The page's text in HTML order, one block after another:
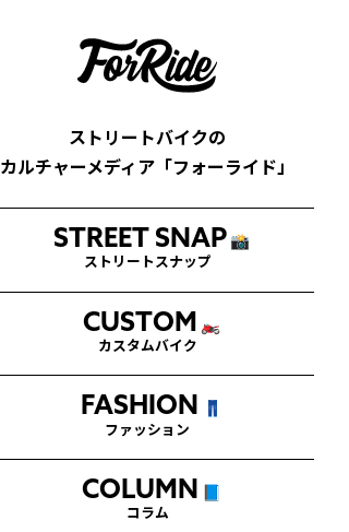
ストリートバイクの
カルチャーメディア「フォーライド」
STREET SNAP 📸
ストリートスナップ
CUSTOM 🏍
カスタムバイク
FASHION 👖
ファッション
COLUMN
コラム